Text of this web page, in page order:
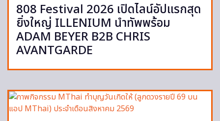
808 Festival 2026 เปิดไลน์อัปแรกสุด
ยิ่งใหญ่ ILLENIUM นำทัพพร้อม
ADAM BEYER B2B CHRIS
AVANTGARDE